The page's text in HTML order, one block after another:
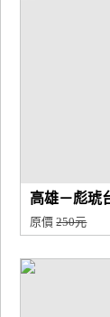
高雄－彪琥
原價250元